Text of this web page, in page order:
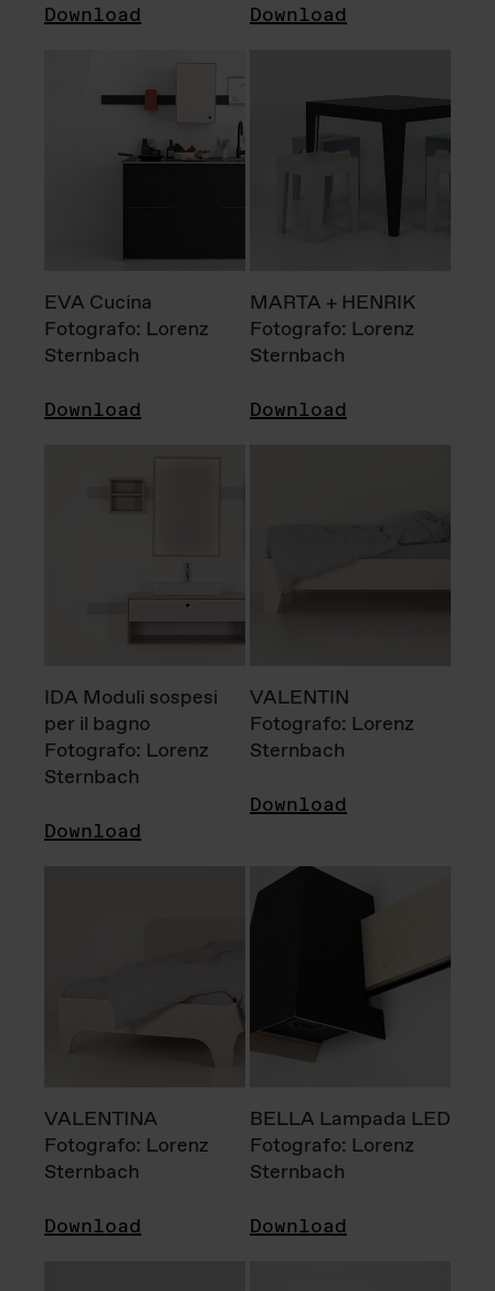
Download Download
EVA Cucina
Fotografo: Lorenz
Sternbach
Download
MARTA + HENRIK
Fotografo: Lorenz
Sternbach
Download
IDA Moduli sospesi
per il bagno
Fotografo: Lorenz
Sternbach
Download
VALENTIN
Fotografo: Lorenz
Sternbach
Download
VALENTINA
Fotografo: Lorenz
Sternbach
Download
BELLA Lampada LED
Fotografo: Lorenz
Sternbach
Download